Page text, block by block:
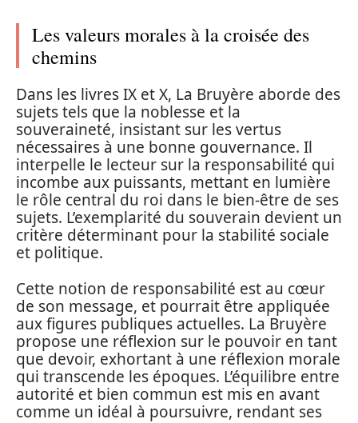
Les valeurs morales à la croisée des
chemins
Dans les livres IX et X, La Bruyère aborde des
sujets tels que la noblesse et la
souveraineté, insistant sur les vertus
nécessaires à une bonne gouvernance. Il
interpelle le lecteur sur la responsabilité qui
incombe aux puissants, mettant en lumière
le rôle central du roi dans le bien-être de ses
sujets. L’exemplarité du souverain devient un
critère déterminant pour la stabilité sociale
et politique.
Cette notion de responsabilité est au cœur
de son message, et pourrait être appliquée
aux figures publiques actuelles. La Bruyère
propose une réflexion sur le pouvoir en tant
que devoir, exhortant à une réflexion morale
qui transcende les époques. L’équilibre entre
autorité et bien commun est mis en avant
comme un idéal à poursuivre, rendant ses